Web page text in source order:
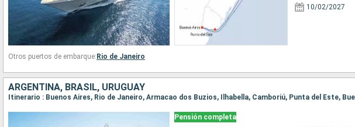
10/02/2027
Otros puertos de embarque: Rio de Janeiro
ARGENTINA, BRASIL, URUGUAY
Pensión completa